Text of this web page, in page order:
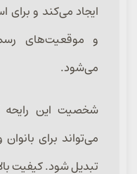
ایجاد می‌کند و برای
و موقعیت‌های
می‌شود.
شخصیت این رایحه
می‌تواند برای
تبدیل شود. کیفیت